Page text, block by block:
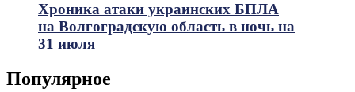
Хроника атаки украинских БПЛА
на Волгоградскую область в ночь на
31 июля
Популярное